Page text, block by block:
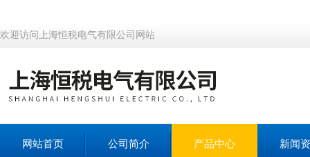
欢迎访问上海恒税电气有限公司网站
网站首页 公司简介 产品中心 新闻